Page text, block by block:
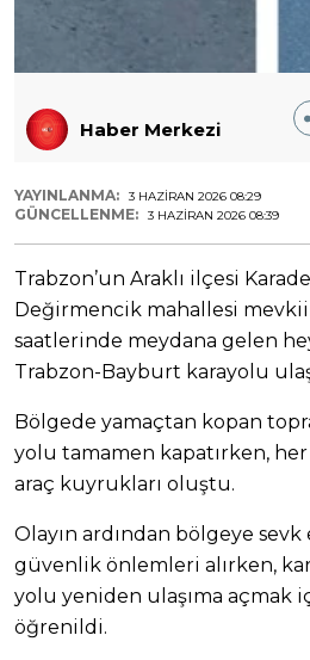
Haber Merkezi
YAYINLANMA: 3 HAZIRAN 2026 08:29
GÜNCELLENME: 3 HAZIRAN 2026 08:39
Trabzon’un Araklı ilçesi
Değirmencik mahallesi
saatlerinde meydana gelen
Trabzon-Bayburt karayolu
Bölgede yamaçtan kopan
yolu tamamen kapatırken,
araç kuyrukları oluştu.
Olayın ardından bölgeye
güvenlik önlemleri alırken,
yolu yeniden ulaşıma açmak
öğrenildi.